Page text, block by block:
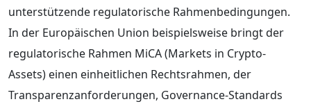
unterstützende regulatorische Rahmenbedingungen.
In der Europäischen Union beispielsweise bringt der
regulatorische Rahmen MiCA (Markets in Crypto-
Assets) einen einheitlichen Rechtsrahmen, der
Transparenzanforderungen, Governance-Standards